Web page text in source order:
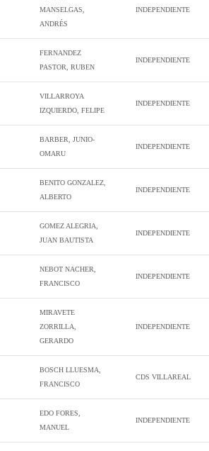
MANSELGAS,
ANDRÉS
INDEPENDIENTE
FERNANDEZ
PASTOR, RUBEN
INDEPENDIENTE
VILLARROYA
IZQUIERDO, FELIPE
INDEPENDIENTE
BARBER, JUNIO-
OMARU
INDEPENDIENTE
BENITO GONZALEZ,
ALBERTO
INDEPENDIENTE
GOMEZ ALEGRIA,
JUAN BAUTISTA
INDEPENDIENTE
NEBOT NACHER,
FRANCISCO
INDEPENDIENTE
MIRAVETE
ZORRILLA,
GERARDO
INDEPENDIENTE
BOSCH LLUESMA,
FRANCISCO
CDS VILLAREAL
EDO FORES,
MANUEL
INDEPENDIENTE